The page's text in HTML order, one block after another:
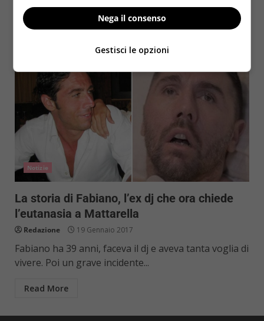
Notizie
La storia di Fabiano, l’ex dj che ora chiede
l’eutanasia a Mattarella
Redazione 19 Gennaio 2017
Fabiano ha 39 anni, faceva il dj e aveva tanta voglia di
vivere. Poi un grave incidente...
Read More
Nega il consenso
Gestisci le opzioni